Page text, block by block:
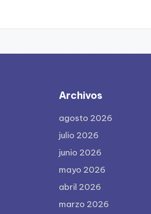
Archivos
agosto 2026
julio 2026
junio 2026
mayo 2026
abril 2026
marzo 2026